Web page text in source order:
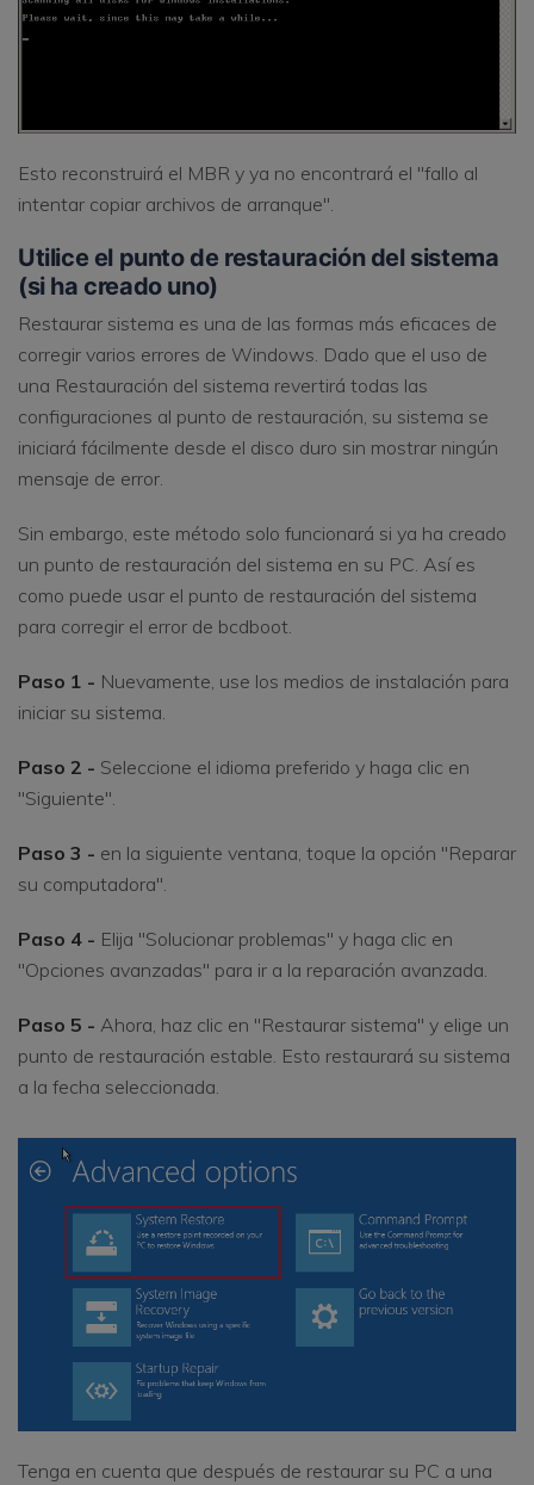
Esto reconstruirá el MBR y ya no encontrará el "fallo al
intentar copiar archivos de arranque".
Utilice el punto de restauración del sistema
(si ha creado uno)
Restaurar sistema es una de las formas más eficaces de
corregir varios errores de Windows. Dado que el uso de
una Restauración del sistema revertirá todas las
configuraciones al punto de restauración, su sistema se
iniciará fácilmente desde el disco duro sin mostrar ningún
mensaje de error.
Sin embargo, este método solo funcionará si ya ha creado
un punto de restauración del sistema en su PC. Así es
como puede usar el punto de restauración del sistema
para corregir el error de bcdboot.
Paso 1 - Nuevamente, use los medios de instalación para
iniciar su sistema.
Paso 2 - Seleccione el idioma preferido y haga clic en
"Siguiente".
Paso 3 - en la siguiente ventana, toque la opción "Reparar
su computadora".
Paso 4 - Elija "Solucionar problemas" y haga clic en
"Opciones avanzadas" para ir a la reparación avanzada.
Paso 5 - Ahora, haz clic en "Restaurar sistema" y elige un
punto de restauración estable. Esto restaurará su sistema
a la fecha seleccionada.
Tenga en cuenta que después de restaurar su PC a una